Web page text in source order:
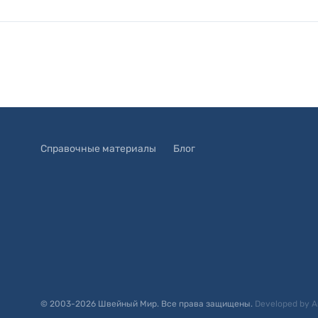
Справочные материалы Блог
© 2003-2026 Швейный Мир. Все права защищены. Developed by